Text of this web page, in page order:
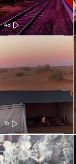
48
16